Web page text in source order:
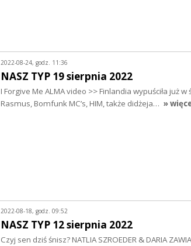
2022-08-24, godz. 11:36
NASZ TYP 19 sierpnia 2022
I Forgive Me ALMA video >> Finlandia wypuściła już
Rasmus, Bomfunk MC’s, HIM, także didżeja… »
2022-08-18, godz. 09:52
NASZ TYP 12 sierpnia 2022
Czyj sen dziś śnisz? NATLIA SZROEDER & DARIA